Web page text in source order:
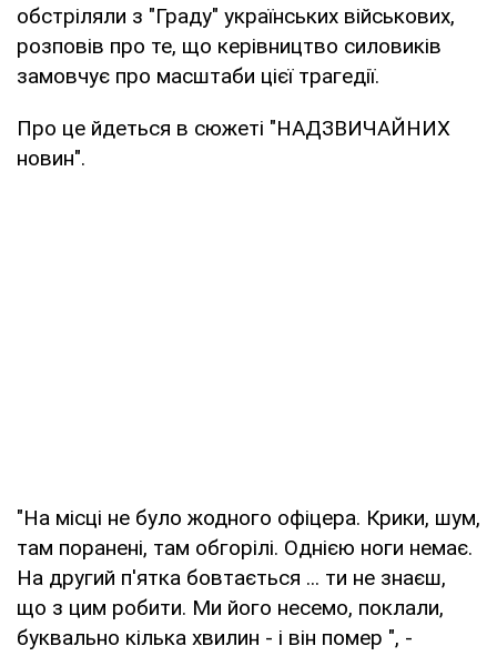
обстріляли з "Граду" українських військових,
розповів про те, що керівництво силовиків
замовчує про масштаби цієї трагедії.
Про це йдеться в сюжеті "НАДЗВИЧАЙНИХ
новин".
"На місці не було жодного офіцера. Крики, шум,
там поранені, там обгорілі. Однією ноги немає.
На другий п'ятка бовтається ... ти не знаєш,
що з цим робити. Ми його несемо, поклали,
буквально кілька хвилин - і він помер ", -